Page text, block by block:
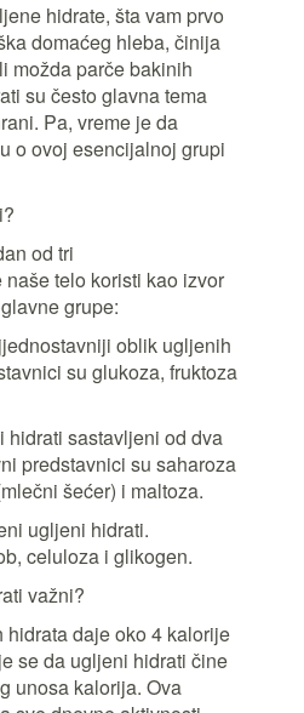
hidrate, šta vam prvo
domaćeg hleba, činija
možda parče bakinih
su često glavna tema
Pa, vreme je da
o ovoj esencijalnoj grupi
od tri
telo koristi kao izvor
grupe:
oblik ugljenih
su glukoza, fruktoza
hidrati sastavljeni od dva
predstavnici su saharoza
šećer) i maltoza.
ugljeni hidrati.
celuloza i glikogen.
važni?
daje oko 4 kalorije
se da ugljeni hidrati čine
unosa kalorija. Ova